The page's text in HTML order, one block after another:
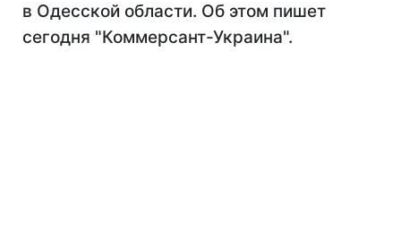
в Одесской области. Об этом пишет
сегодня "Коммерсант-Украина".